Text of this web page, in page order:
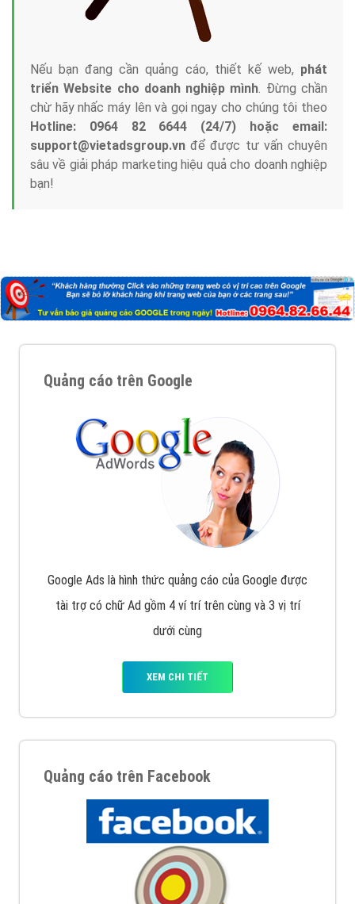
Nếu bạn đang cần quảng cáo, thiết kế web, phát
triển Website cho doanh nghiệp mình. Đừng chần
chừ hãy nhấc máy lên và gọi ngay cho chúng tôi theo
Hotline: 0964 82 6644 (24/7) hoặc email:
support@vietadsgroup.vn để được tư vấn chuyên
sâu về giải pháp marketing hiệu quả cho doanh nghiệp
bạn!
Quảng cáo trên Google
Google Ads là hình thức quảng cáo của Google được
tài trợ có chữ Ad gồm 4 ví trí trên cùng và 3 vị trí
dưới cùng
XEM CHI TIẾT
Quảng cáo trên Facebook